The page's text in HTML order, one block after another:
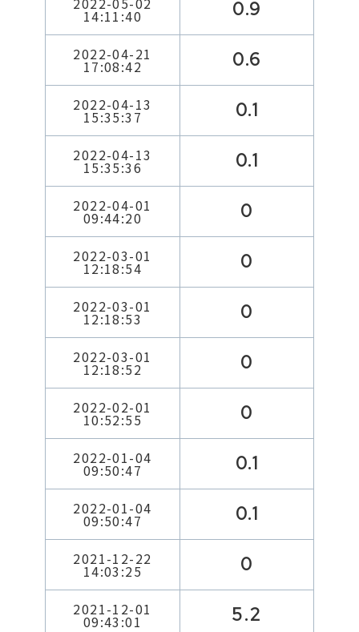
14:11:40 0.9
2022-04-21
17:08:42 0.6
2022-04-13
15:35:37 0.1
2022-04-13
15:35:36 0.1
2022-04-01
09:44:20 0
2022-03-01
12:18:54 0
2022-03-01
12:18:53 0
2022-03-01
12:18:52 0
2022-02-01
10:52:55 0
2022-01-04
09:50:47 0.1
2022-01-04
09:50:47 0.1
2021-12-22
14:03:25 0
2021-12-01
09:43:01 5.2